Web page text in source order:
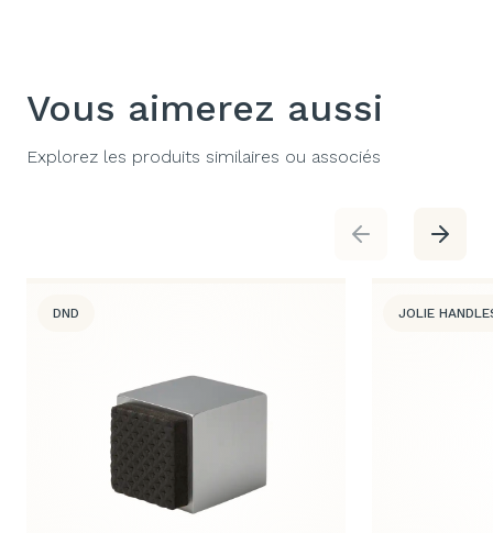
Vous aimerez aussi
Explorez les produits similaires ou associés
DND JOLIE